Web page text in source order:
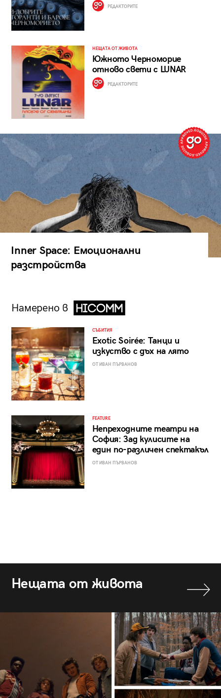
РЕДАКТОРИТЕ
НЕЩАТА ОТ ЖИВОТА
Южното Черноморие
отново свети с LUNAR
РЕДАКТОРИТЕ
Inner Space: Емоционални
разстройства
Намерено в
СЪБИТИЯ
Exotic Soirée: Танци и
изкуство с дъх на лято
ОТ ИВАН ПЪРВАНОВ
FEATURE
Непреходните театри на
София: Зад кулисите на
един по-различен спектакъл
ОТ ИВАН ПЪРВАНОВ
Нещата от живота